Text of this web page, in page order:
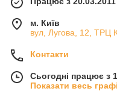
м. Київ
вул, Лугова, 12, ТРЦ
Контакти
Сьогодні працює з
Показати весь